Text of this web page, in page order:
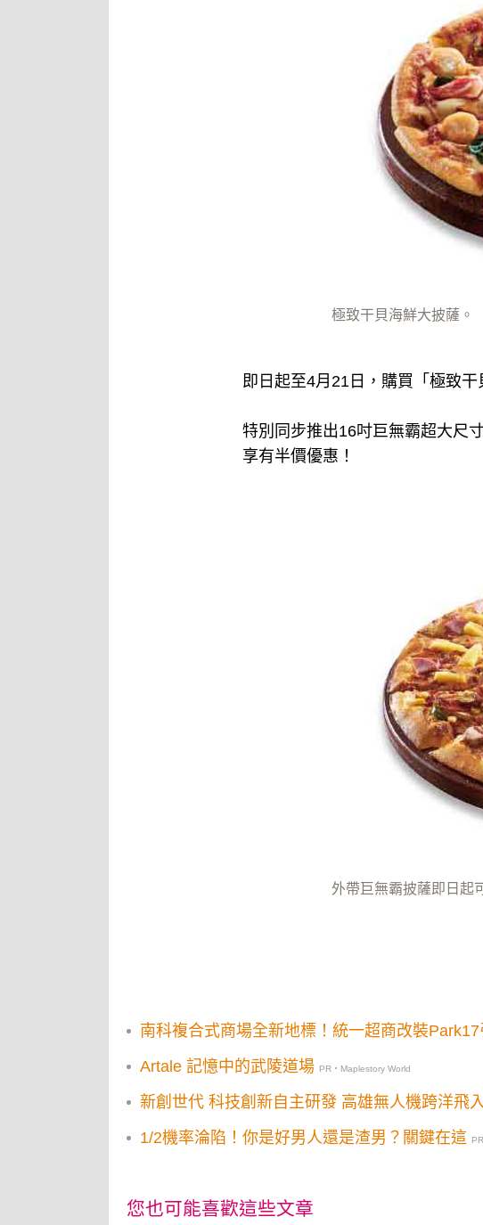
極致干貝海鮮大披薩。
即日起至4月21日，購買「極致
特別同步推出16吋巨無霸超大尺
享有半價優惠！
外帶巨無霸披薩即日起
南科複合式商場全新地標！統一超商改裝
Artale 記憶中的武陵道場 PR・Maplestory World
新創世代 科技創新自主研發 高雄無人機跨洋飛
1/2機率淪陷！你是好男人還是渣男？關鍵在這
您也可能喜歡這些文章